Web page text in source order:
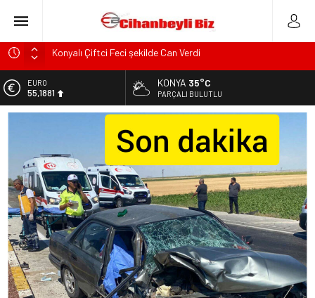
Konyalı Çiftci Feci şekilde Can Verdi
Konya’da araçta oksijen tüpünün patlaması sonucu hayatını
kaybeden biri bebek 2 kişi ile yaralanan 2 kişinin kimlikleri
KULU’DA HAFİF TİCARİ ARAÇ TAKLA ATTI: 2’Sİ ÇOCUK, 3
Trafik Kazasinda Yaralanmıştı, Tedavi gördüğü Hastanede
Hayatını Kaybetti
Başkan Adayı Kemal Tekin Sahada Ziyaretlerini
Yoğunlaştırdı
ALTIN
6.660,55
DOLAR
47,7111
EURO
55,1881
KONYA 35°C
PARÇALI BULUTLU